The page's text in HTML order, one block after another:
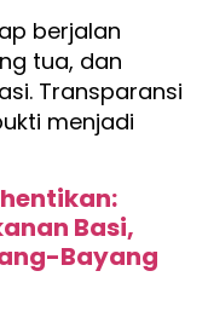
berjalan
tua, dan
Transparansi
menjadi
Basi,
Bayang